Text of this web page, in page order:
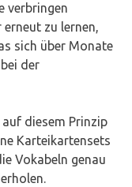
verbringen
zu lernen,
sich über Monate
der
diesem Prinzip
Karteikartensets
Vokabeln genau